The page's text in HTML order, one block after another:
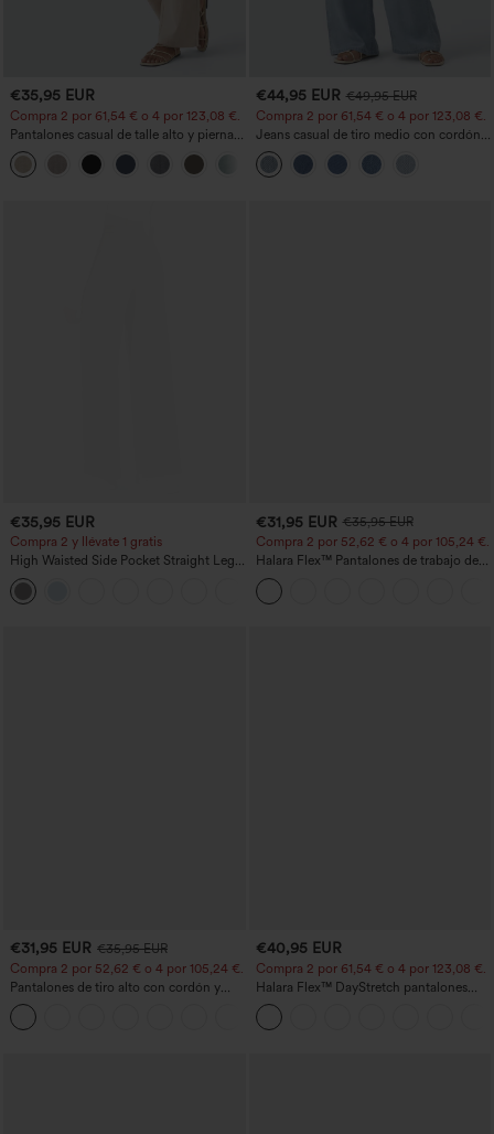
€35,95 EUR
Compra 2 por 61,54 € o 4 por 123,08 €.
Pantalones casual de talle alto y pierna
recta con tacto de lino y bolsillos
+5
€44,95 EUR €49,95 EUR
Compra 2 por 61,54 € o 4 por 123,08 €.
Jeans casual de tiro medio con cordón y
bolsillos
€35,95 EUR
Compra 2 y llévate 1 gratis
High Waisted Side Pocket Straight Leg
Work Pants
€31,95 EUR €35,95 EUR
Compra 2 por 52,62 € o 4 por 105,24 €.
Halara Flex™ Pantalones de trabajo de
talle alto, moldeadores del cuerpo, que
estilizan la cintura, con bolsillos, de
pierna ancha en micro‑waffle
€31,95 EUR €35,95 EUR
Compra 2 por 52,62 € o 4 por 105,24 €.
Pantalones de tiro alto con cordón y
bolsillos, pernera ancha, holgados y de
estilo casual con tacto de lino.
€40,95 EUR
Compra 2 por 61,54 € o 4 por 123,08 €.
Halara Flex™ DayStretch pantalones
acampanados de trabajo de tiro medio
con bolsillo lateral con cremallera